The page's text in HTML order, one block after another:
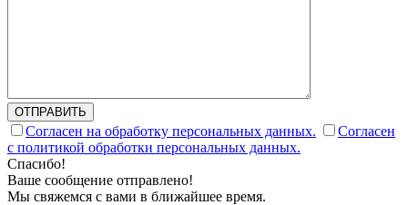
ОТПРАВИТЬ
Согласен на обработку персональных данных.
Согласен
с политикой обработки персональных данных.
Спасибо!
Ваше сообщение отправлено!
Мы свяжемся с вами в ближайшее время.